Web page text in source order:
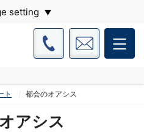
setting
ト 都会のオアシス
アシス